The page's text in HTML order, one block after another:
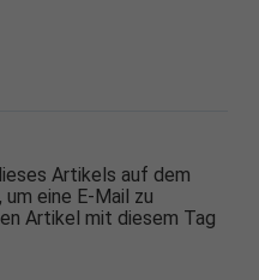
Artikels auf dem
eine E-Mail zu
Artikel mit diesem Tag